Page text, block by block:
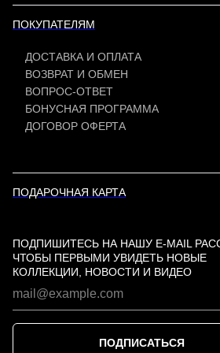
ПОКУПАТЕЛЯМ
ДОСТАВКА И ОПЛАТА
ВОЗВРАТ И ОБМЕН
ВОПРОС-ОТВЕТ
БОНУСНАЯ ПРОГРАММА
ДОГОВОР ОФЕРТА
ПОДАРОЧНАЯ КАРТА
ПОДПИШИТЕСЬ НА НАШУ E-MAIL
ЧТОБЫ ПЕРВЫМИ УВИДЕТЬ НОВЫЕ
КОЛЛЕКЦИИ, НОВОСТИ И ВИДЕО
ПОДПИСАТЬСЯ